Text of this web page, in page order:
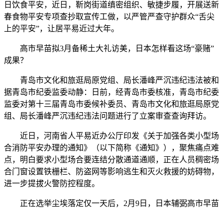
日饮食平安，近日，靳岗街道缜密组织、敏捷步履，开展送新
春食物平安专项查抄取宣传工做，以严管严查守护群众“舌尖
上的平安”，让居平易近过大年。
高市早苗拟3月备稀土大礼访美，日本怎样看这场“豪赌”
成果？
青岛市文化和旅逛局原党组、局长潘峰严沉违纪违法被和
据青岛市纪委监委动静：日前，经青岛市委核准，青岛市纪委
监委对第十三届青岛市委候补委员、青岛市文化和旅逛局原党
组、局长潘峰严沉违纪违法问题进行了立案审查查询拜访。
近日，河南省人平易近办公厅印发《关于加强各类小型场
合消防平安办理的通知》（以下简称《通知》），聚焦痛点难
点，明白要求小型场合要连结分散通道通顺，正在人员稠密场
合门窗设置铁栅栏、防盗网等影响逃生和灭火救援的妨碍物，
进一步提拔火警防控程度。
正在选举尘埃落定仅一天后，2月9日，日本辅弼高市早苗